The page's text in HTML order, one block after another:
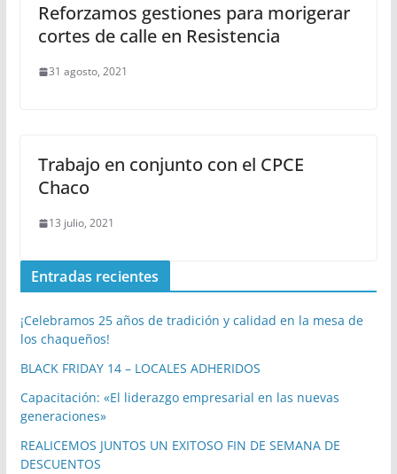
Reforzamos gestiones para morigerar
cortes de calle en Resistencia
31 agosto, 2021
Trabajo en conjunto con el CPCE
Chaco
13 julio, 2021
Entradas recientes
¡Celebramos 25 años de tradición y calidad en la mesa de
los chaqueños!
BLACK FRIDAY 14 – LOCALES ADHERIDOS
Capacitación: «El liderazgo empresarial en las nuevas
generaciones»
REALICEMOS JUNTOS UN EXITOSO FIN DE SEMANA DE
DESCUENTOS